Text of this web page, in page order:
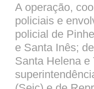
A operação,
policiais e
policial de
e Santa Inês;
Santa Helena e